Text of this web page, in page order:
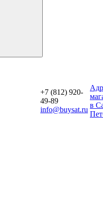
+7 (812) 920-
49-89
info@buysat.ru
в